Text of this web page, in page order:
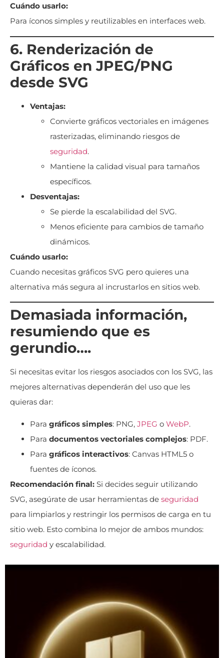
Cuándo usarlo:
Para íconos simples y reutilizables en interfaces web.
6. Renderización de
Gráficos en JPEG/PNG
desde SVG
Ventajas:
Convierte gráficos vectoriales en imágenes
rasterizadas, eliminando riesgos de
seguridad.
Mantiene la calidad visual para tamaños
específicos.
Desventajas:
Se pierde la escalabilidad del SVG.
Menos eficiente para cambios de tamaño
dinámicos.
Cuándo usarlo:
Cuando necesitas gráficos SVG pero quieres una
alternativa más segura al incrustarlos en sitios web.
Demasiada información,
resumiendo que es
gerundio….
Si necesitas evitar los riesgos asociados con los SVG, las
mejores alternativas dependerán del uso que les
quieras dar:
Para gráficos simples: PNG, JPEG o WebP.
Para documentos vectoriales complejos: PDF.
Para gráficos interactivos: Canvas HTML5 o
fuentes de íconos.
Recomendación final: Si decides seguir utilizando
SVG, asegúrate de usar herramientas de seguridad
para limpiarlos y restringir los permisos de carga en tu
sitio web. Esto combina lo mejor de ambos mundos:
seguridad y escalabilidad.